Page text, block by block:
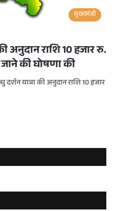
मुख्यमंत्री
अनुदान राशि 10 हजार रु.
की घोषणा की
यात्रा की अनुदान राशि 10 हजार